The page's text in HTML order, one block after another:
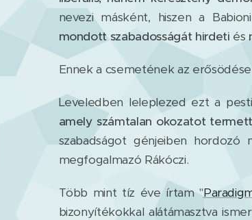
nevezi másként, hiszen a
mondott szabadosságát hirdeti és
Ennek a csemetének az
Leveledben leleplezed ezt a
amely számtalan okozatot termett
szabadságot génjeiben hordozó
megfogalmazó Rákóczi.
Több mint tíz éve írtam "
bizonyítékokkal alátámasztva